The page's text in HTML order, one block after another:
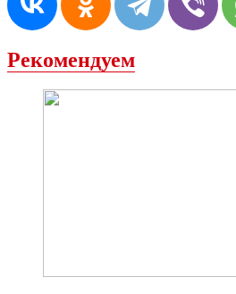
Рекомендуем